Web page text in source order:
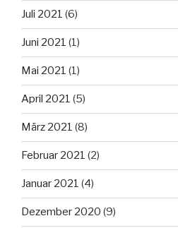
Juli 2021 (6)
Juni 2021 (1)
Mai 2021 (1)
April 2021 (5)
März 2021 (8)
Februar 2021 (2)
Januar 2021 (4)
Dezember 2020 (9)